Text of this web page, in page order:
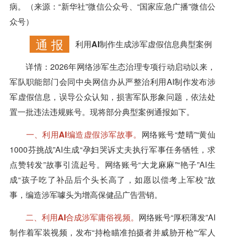
病。（来源：“新华社”微信公众号、“国家应急广播”微信公
众号）
通 报
利用AI制作生成涉军虚假信息典型案例
详情：2026年网络涉军生态治理专项行动启动以来，
军队职能部门会同中央网信办从严整治利用AI制作发布涉
军虚假信息，误导公众认知，损害军队形象问题，依法处
置一批违法违规账号。现将部分典型案例通报如下。
一、利用AI编造虚假涉军故事。 网络账号“楚晴”“黄仙
1000芬挑战”AI生成“孕妇哭诉丈夫执行军事任务牺牲，求
点赞转发”故事引流起号。网络账号“大龙麻麻”“艳子”AI生
成“孩子吃了补品后个头长高了，如愿以偿考上军校”故
事，编造涉军噱头为增高保健品广告营销。
二、利用AI合成涉军庸俗视频。 网络账号“厚积薄发”AI
制作着军装视频，发布“持枪瞄准拍摄者并威胁开枪”“军人